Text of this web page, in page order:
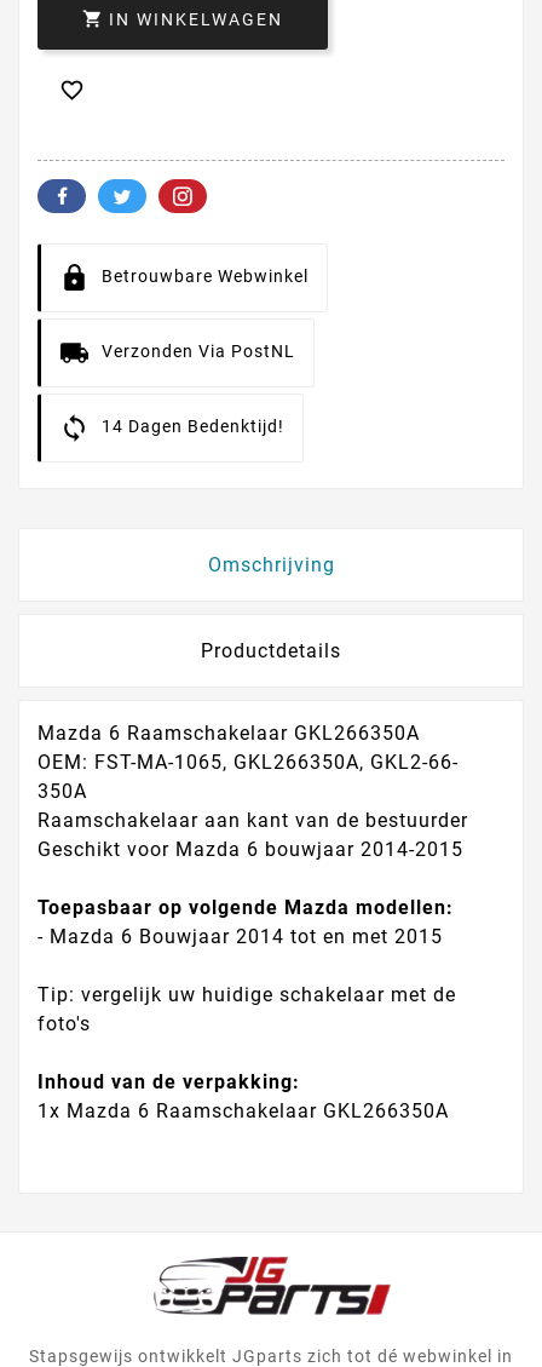
 IN WINKELWAGEN

Betrouwbare Webwinkel
Verzonden Via PostNL
14 Dagen Bedenktijd!
Omschrijving
Productdetails
Mazda 6 Raamschakelaar GKL266350A
OEM: FST-MA-1065, GKL266350A, GKL2-66-
350A
Raamschakelaar aan kant van de bestuurder
Geschikt voor Mazda 6 bouwjaar 2014-2015
Toepasbaar op volgende Mazda modellen:
- Mazda 6 Bouwjaar 2014 tot en met 2015
Tip: vergelijk uw huidige schakelaar met de
foto's
Inhoud van de verpakking:
1x Mazda 6 Raamschakelaar GKL266350A
Stapsgewijs ontwikkelt JGparts zich tot dé webwinkel in